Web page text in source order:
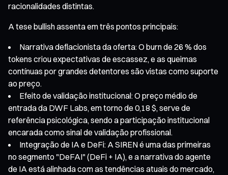
racionalidades distintas.
A tese bullish assenta em três pontos principais:
Narrativa deflacionista da oferta: O burn de 26 % dos
tokens criou expectativas de escassez, e as queimas
contínuas por grandes detentores são vistas como suporte
ao preço.
Efeito de validação institucional: O preço médio de
entrada da DWF Labs, em torno de 0,18 $, serve de
referência psicológica, sendo a participação institucional
encarada como sinal de validação profissional.
Integração de IA e DeFi: A SIREN é uma das primeiras
no segmento "DeFAI" (DeFi + IA), e a narrativa do agente
de IA está alinhada com as tendências atuais do mercado,